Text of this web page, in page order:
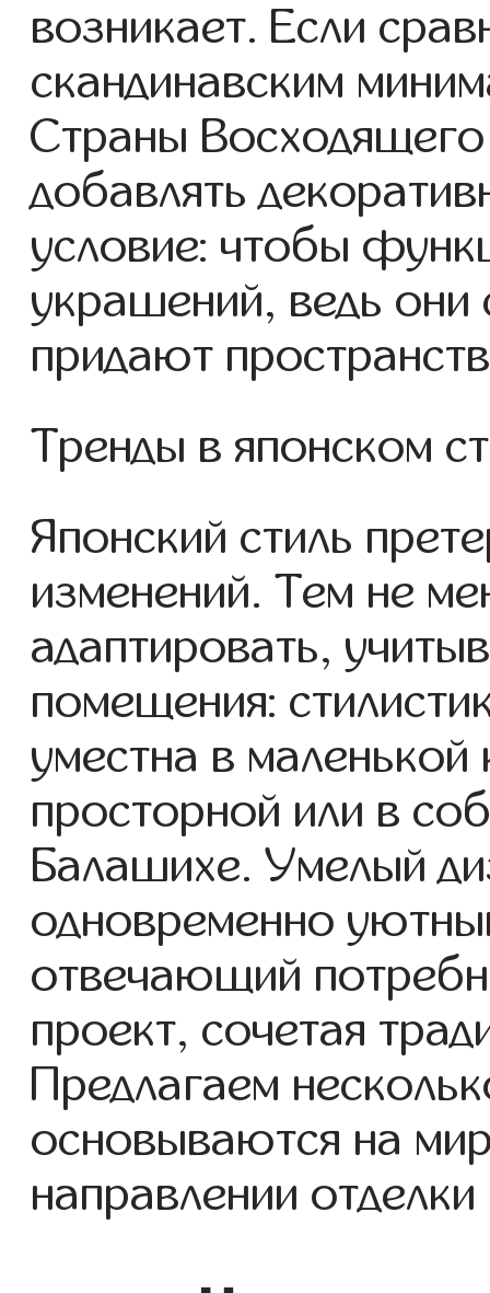
возникает. Если
скандинавским
Страны
добавлять
условие: чтобы
украшений, ведь
придают
Тренды в японском
Японский стиль
изменений. Тем не
адаптировать,
помещения:
уместна в маленькой
просторной или в
Балашихе. Умелый
одновременно
отвечающий
проект, сочетая
Предлагаем
основываются на
направлении отделки